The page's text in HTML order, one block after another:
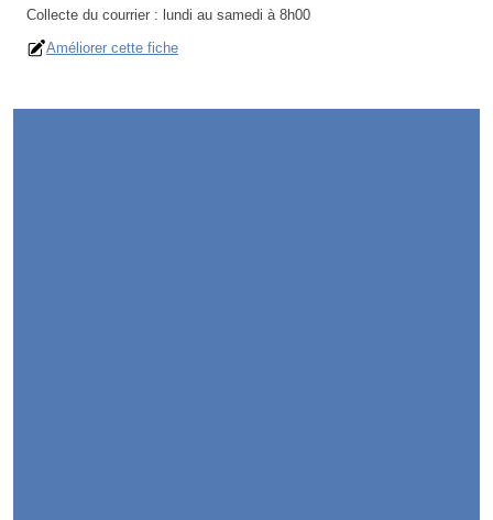
Collecte du courrier : lundi au samedi à 8h00
Améliorer cette fiche